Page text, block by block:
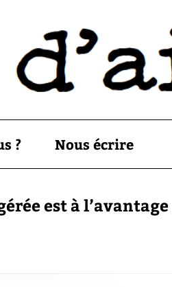
? Nous écrire
est à l’avantage